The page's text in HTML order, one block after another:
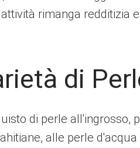
rimanga redditizia
di
di perle
alle perle